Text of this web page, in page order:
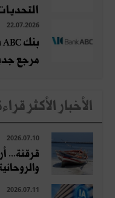
22.07.2026
مرجع
الأخبار الأكثر
2026.07.10
قرقنة...
2026.07.11